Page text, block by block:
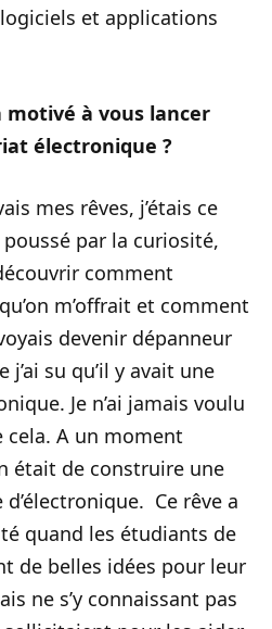
et applications
motivé à vous lancer
électronique ?
mes rêves, j’étais ce
par la curiosité,
comment
m’offrait et comment
devenir dépanneur
su qu’il y avait une
Je n’ai jamais voulu
cela. A un moment
était de construire une
Ce rêve a
quand les étudiants de
de belles idées pour leur
ne s’y connaissant pas